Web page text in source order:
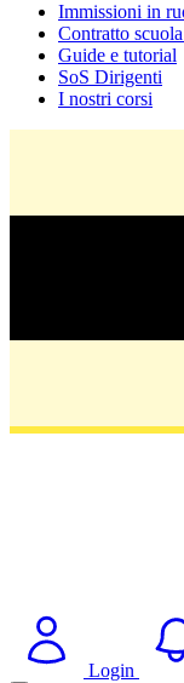
Immissioni in
Contratto
Guide e tutorial
SoS Dirigenti
I nostri corsi
Login